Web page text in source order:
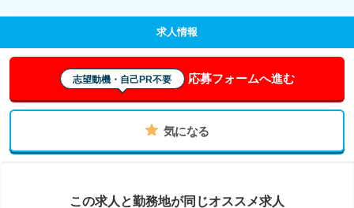
求人情報
志望動機・自己PR不要 応募フォームへ進む
気になる
この求人と勤務地が同じオススメ求人